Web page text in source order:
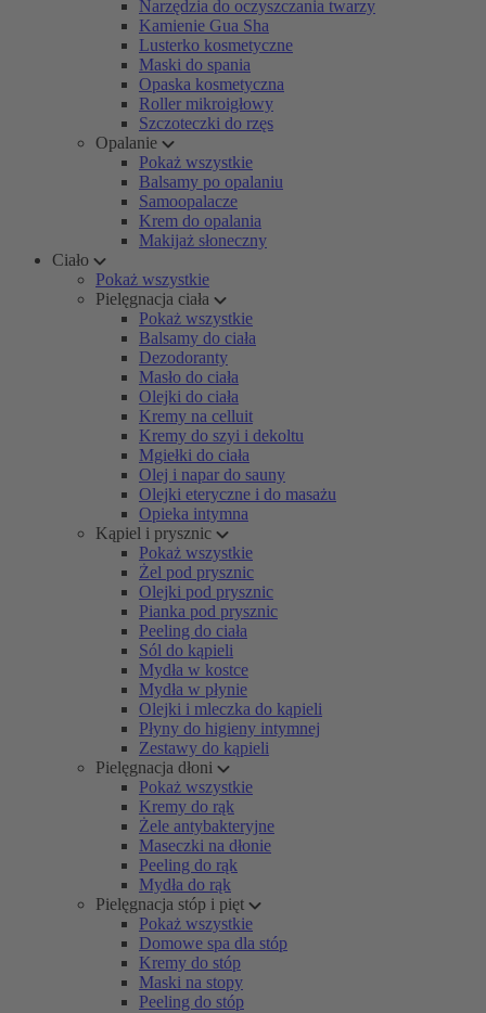
Narzędzia do oczyszczania twarzy
Kamienie Gua Sha
Lusterko kosmetyczne
Maski do spania
Opaska kosmetyczna
Roller mikroigłowy
Szczoteczki do rzęs
Opalanie
Pokaż wszystkie
Balsamy po opalaniu
Samoopalacze
Krem do opalania
Makijaż słoneczny
Ciało
Pokaż wszystkie
Pielęgnacja ciała
Pokaż wszystkie
Balsamy do ciała
Dezodoranty
Masło do ciała
Olejki do ciała
Kremy na celluit
Kremy do szyi i dekoltu
Mgiełki do ciała
Olej i napar do sauny
Olejki eteryczne i do masażu
Opieka intymna
Kąpiel i prysznic
Pokaż wszystkie
Żel pod prysznic
Olejki pod prysznic
Pianka pod prysznic
Peeling do ciała
Sól do kąpieli
Mydła w kostce
Mydła w płynie
Olejki i mleczka do kąpieli
Płyny do higieny intymnej
Zestawy do kąpieli
Pielęgnacja dłoni
Pokaż wszystkie
Kremy do rąk
Żele antybakteryjne
Maseczki na dłonie
Peeling do rąk
Mydła do rąk
Pielęgnacja stóp i pięt
Pokaż wszystkie
Domowe spa dla stóp
Kremy do stóp
Maski na stopy
Peeling do stóp